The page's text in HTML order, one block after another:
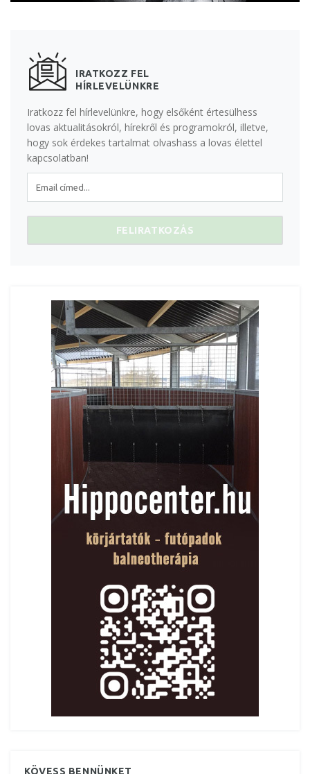
IRATKOZZ FEL
HÍRLEVELÜNKRE
Iratkozz fel hírlevelünkre, hogy elsőként értesülhess
lovas aktualitásokról, hírekről és programokról, illetve,
hogy sok érdekes tartalmat olvashass a lovas élettel
kapcsolatban!
KÖVESS BENNÜNKET